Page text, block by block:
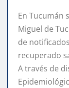
En Tucumán
Miguel de
de
recuperado
A través de